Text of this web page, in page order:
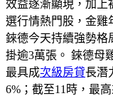
效益逐漸顯現，加上
選行情熱門股，金雞
錸德今天持續強勢格
掛逾3萬張。 錸德母
最具成次級房貸長潛
6%；截至11時，最